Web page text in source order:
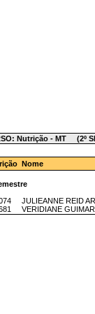
Nutrição - MT (2º
Nome
JULIEANNE REID
VERIDIANE